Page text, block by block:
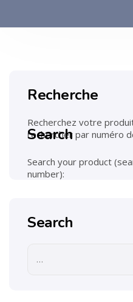
Recherche
Recherchez votre
rechercher par numéro
Search
Search your product
number):
Search